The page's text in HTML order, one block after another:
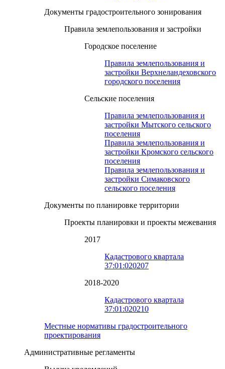
Документы градостроительного зонирования
Правила землепользования и застройки
Городское поселение
Правила землепользования и
застройки Верхнеландеховского
городского поселения
Сельские поселения
Правила землепользования и
застройки Мытского сельского
поселения
Правила землепользования и
застройки Кромского сельского
поселения
Правила землепользования и
застройки Симаковского
сельского поселения
Документы по планировке территории
Проекты планировки и проекты межевания
2017
Кадастрового квартала
37:01:020207
2018-2020
Кадастрового квартала
37:01:020210
Местные нормативы градостроительного
проектирования
Административные регламенты